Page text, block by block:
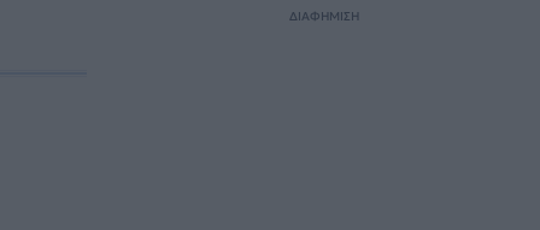
ΔΙΑΦΗΜΙΣΗ